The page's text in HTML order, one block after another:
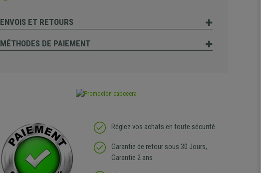
ENVOIS ET RETOURS
MÉTHODES DE PAIEMENT
Réglez vos achats en toute sécurité
Garantie de retour sous 30 Jours,
Garantie 2 ans